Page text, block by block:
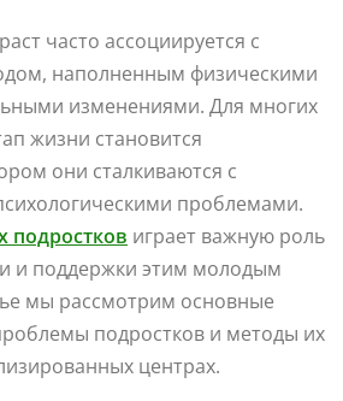
часто ассоциируется с
наполненным физическими
изменениями. Для многих
жизни становится
они сталкиваются с
проблемами.
подростков играет важную роль
и поддержки этим молодым
мы рассмотрим основные
подростков и методы их
центрах.